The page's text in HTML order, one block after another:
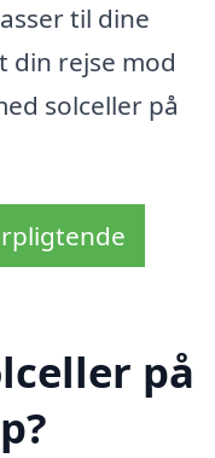
til dine
din rejse mod
solceller på
på